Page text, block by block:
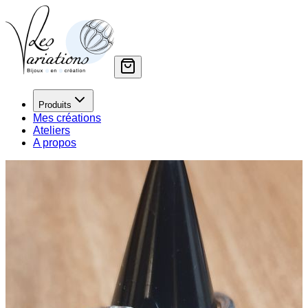
Produits
Mes créations
Ateliers
A propos